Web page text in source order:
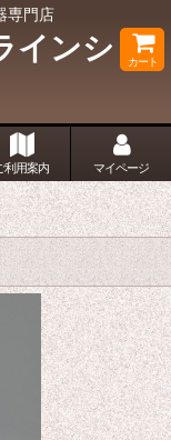
専門店
インシ
カート
利用案内 マイページ